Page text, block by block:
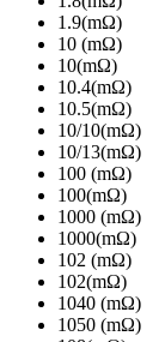
1.9(mΩ)
10 (mΩ)
10(mΩ)
10.4(mΩ)
10.5(mΩ)
10/10(mΩ)
10/13(mΩ)
100 (mΩ)
100(mΩ)
1000 (mΩ)
1000(mΩ)
102 (mΩ)
102(mΩ)
1040 (mΩ)
1050 (mΩ)